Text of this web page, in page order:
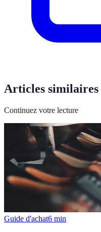
Articles similaires
Continuez votre lecture
Guide d'achat6 min